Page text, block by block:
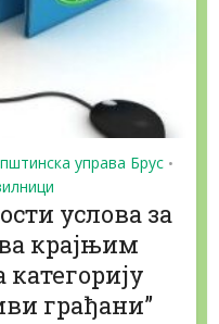
управа Брус •
услова за
крајњим
грађани”